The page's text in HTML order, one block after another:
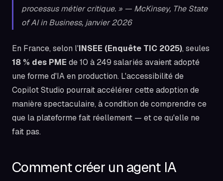
processus métier critique. » — McKinsey, The State
of AI in Business, janvier 2026
En France, selon l'INSEE (Enquête TIC 2025), seules
18 % des PME de 10 à 249 salariés avaient adopté
une forme d'IA en production. L'accessibilité de
Copilot Studio pourrait accélérer cette adoption de
manière spectaculaire, à condition de comprendre ce
que la plateforme fait réellement — et ce qu'elle ne
fait pas.
Comment créer un agent IA